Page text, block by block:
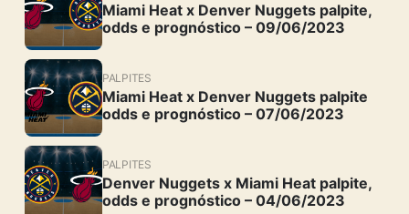
Miami Heat x Denver Nuggets palpite,
odds e prognóstico – 09/06/2023
PALPITES
Miami Heat x Denver Nuggets palpite
odds e prognóstico – 07/06/2023
PALPITES
Denver Nuggets x Miami Heat palpite,
odds e prognóstico – 04/06/2023